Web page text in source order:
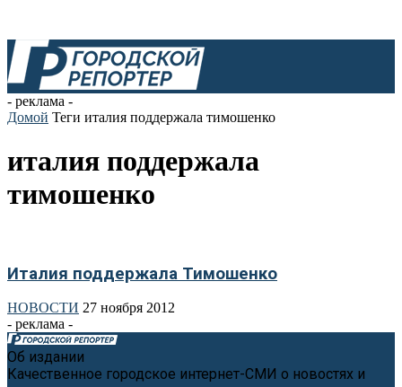
- реклама -
Домой Теги италия поддержала тимошенко
италия поддержала
тимошенко
Италия поддержала Тимошенко
НОВОСТИ 27 ноября 2012
- реклама -
Об издании
Качественное городское интернет-СМИ о новостях и